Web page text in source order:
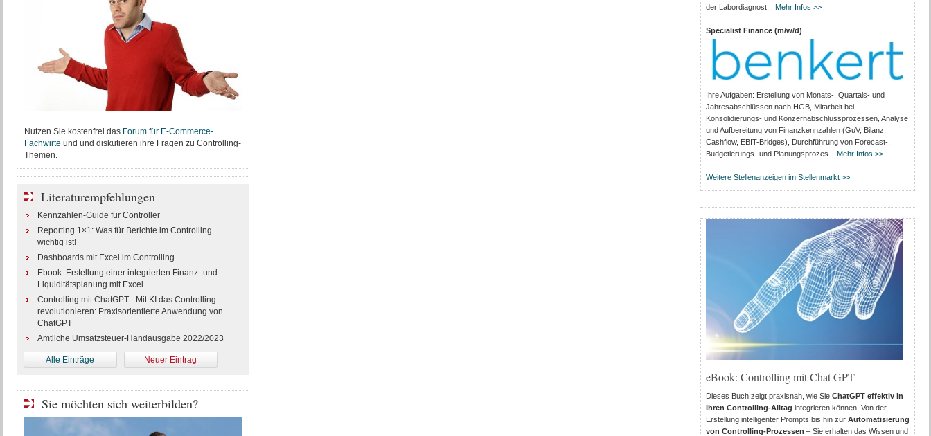
Nutzen Sie kostenfrei das Forum für E-Commerce-
Fachwirte und und diskutieren ihre Fragen zu Controlling-
Themen.
Literaturempfehlungen
Kennzahlen-Guide für Controller
Reporting 1×1: Was für Berichte im Controlling
wichtig ist!
Dashboards mit Excel im Controlling
Ebook: Erstellung einer integrierten Finanz- und
Liquiditätsplanung mit Excel
Controlling mit ChatGPT - Mit KI das Controlling
revolutionieren: Praxisorientierte Anwendung von
ChatGPT
Amtliche Umsatzsteuer-Handausgabe 2022/2023
Alle Einträge Neuer Eintrag
Sie möchten sich weiterbilden?
der Labor­diagnost... Mehr Infos >>
Specialist Finance (m/w/d)
Ihre Aufgaben: Erstellung von Monats‑, Quartals‑ und
Jahresabschlüssen nach HGB, Mitarbeit bei
Konsolidierungs‑ und Konzernabschlussprozessen, Analyse
und Aufbereitung von Finanzkennzahlen (GuV, Bilanz,
Cashflow, EBIT-Bridges), Durchführung von Forecast‑,
Budgetierungs‑ und Planungsprozes... Mehr Infos >>
Weitere Stellenanzeigen im Stellenmarkt >>
eBook: Controlling mit Chat GPT
Dieses Buch zeigt praxisnah, wie Sie ChatGPT effektiv in
Ihren Controlling-Alltag integrieren können. Von der
Erstellung intelligenter Prompts bis hin zur Automatisierung
von Controlling-Prozessen – Sie erhalten das Wissen und